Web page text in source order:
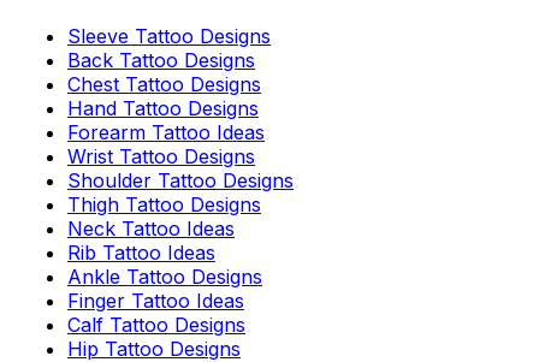
Sleeve Tattoo Designs
Back Tattoo Designs
Chest Tattoo Designs
Hand Tattoo Designs
Forearm Tattoo Ideas
Wrist Tattoo Designs
Shoulder Tattoo Designs
Thigh Tattoo Designs
Neck Tattoo Ideas
Rib Tattoo Ideas
Ankle Tattoo Designs
Finger Tattoo Ideas
Calf Tattoo Designs
Hip Tattoo Designs